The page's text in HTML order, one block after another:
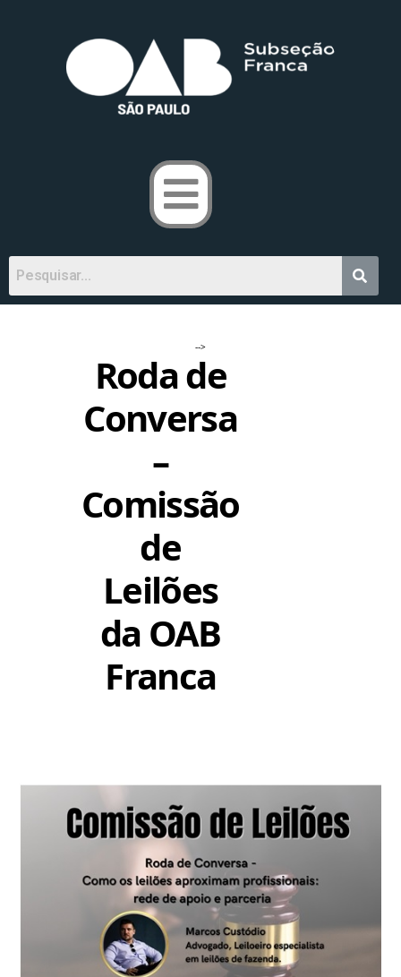
-->
Roda de
Conversa
–
Comissão
de
Leilões
da OAB
Franca